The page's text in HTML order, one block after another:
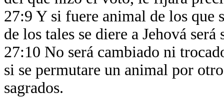
27:9 Y si fuere animal de los que
de los tales se diere a Jehová será
27:10 No será cambiado ni
si se permutare un animal por
sagrados.